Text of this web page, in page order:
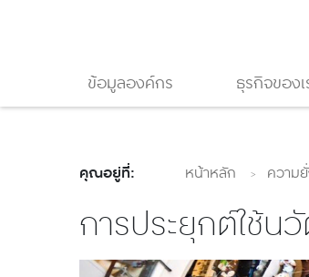
ข้อมูลองค์กร ธุรกิจของเ
คุณอยู่ที่: หน้าหลัก ความ
การประยุกต์ใช้น